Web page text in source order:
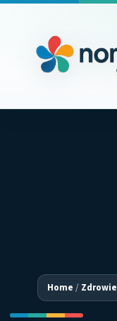
Home / Zdrowie